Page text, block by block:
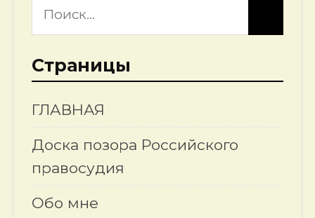
Страницы
ГЛАВНАЯ
Доска позора Российского
правосудия
Обо мне